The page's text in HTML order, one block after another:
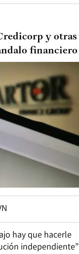
y otras
financiero
hay que hacerle
independiente”